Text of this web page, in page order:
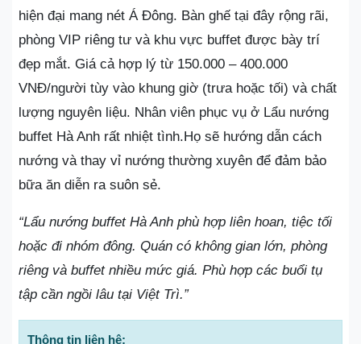
hiện đại mang nét Á Đông. Bàn ghế tại đây rộng rãi,
phòng VIP riêng tư và khu vực buffet được bày trí
đẹp mắt. Giá cả hợp lý từ 150.000 – 400.000
VNĐ/người tùy vào khung giờ (trưa hoặc tối) và chất
lượng nguyên liệu. Nhân viên phục vụ ở Lẩu nướng
buffet Hà Anh rất nhiệt tình.Họ sẽ hướng dẫn cách
nướng và thay vỉ nướng thường xuyên để đảm bảo
bữa ăn diễn ra suôn sẻ.
“Lẩu nướng buffet Hà Anh phù hợp liên hoan, tiệc tối
hoặc đi nhóm đông. Quán có không gian lớn, phòng
riêng và buffet nhiều mức giá. Phù hợp các buổi tụ
tập cần ngồi lâu tại Việt Trì.”
Thông tin liên hệ: